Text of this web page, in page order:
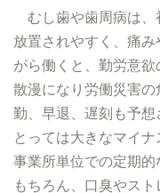
むし歯や歯周病は、
放置されやすく、痛
がら働くと、勤労意
散漫になり労働災害
勤、早退、遅刻も予
とっては大きなマイナ
事業所単位での定期
もちろん、口臭やス